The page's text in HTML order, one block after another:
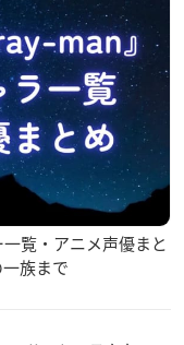
覧・アニメ声優まと
族まで